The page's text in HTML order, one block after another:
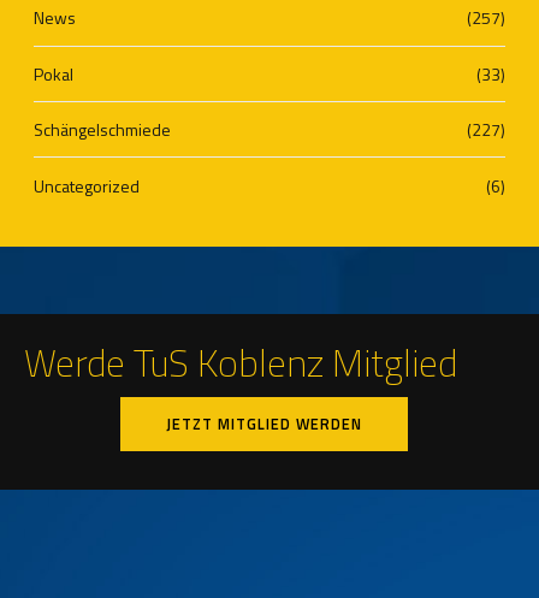
News (257)
Pokal (33)
Schängelschmiede (227)
Uncategorized (6)
Werde TuS Koblenz Mitglied
JETZT MITGLIED WERDEN